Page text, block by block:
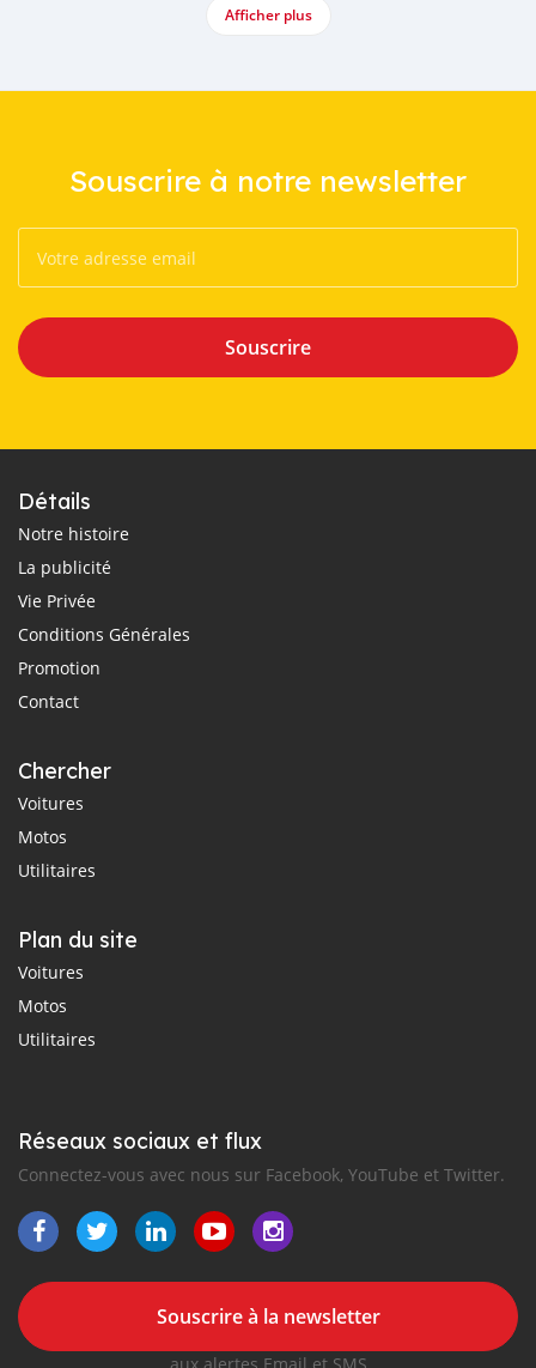
Afficher plus
Souscrire à notre newsletter
Souscrire
Détails
Notre histoire
La publicité
Vie Privée
Conditions Générales
Promotion
Contact
Chercher
Voitures
Motos
Utilitaires
Plan du site
Voitures
Motos
Utilitaires
Réseaux sociaux et flux
Connectez-vous avec nous sur Facebook, YouTube et Twitter.
Souscrire à la newsletter